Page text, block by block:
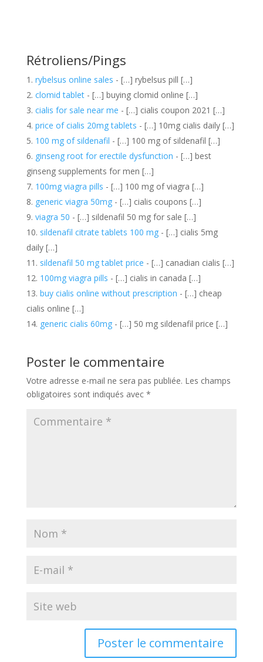
Rétroliens/Pings
rybelsus online sales - […] rybelsus pill […]
clomid tablet- […] buying clomid online […]
cialis for sale near me - […] cialis coupon 2021 […]
price of cialis 20mg tablets - […] 10mg cialis daily […]
100 mg of sildenafil - […] 100 mg of sildenafil […]
ginseng root for erectile dysfunction - […] best
ginseng supplements for men […]
100mg viagra pills - […] 100 mg of viagra […]
generic viagra 50mg- […] cialis coupons […]
viagra 50 - […] sildenafil 50 mg for sale […]
sildenafil citrate tablets 100 mg- […] cialis 5mg
daily […]
sildenafil 50 mg tablet price - […] canadian cialis […]
100mg viagra pills - […] cialis in canada […]
buy cialis online without prescription - […] cheap
cialis online […]
generic cialis 60mg- […] 50 mg sildenafil price […]
Poster le commentaire
Votre adresse e-mail ne sera pas publiée. Les champs
obligatoires sont indiqués avec *